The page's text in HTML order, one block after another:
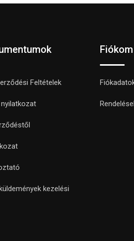
Feltételek
kezelési
Fiókom